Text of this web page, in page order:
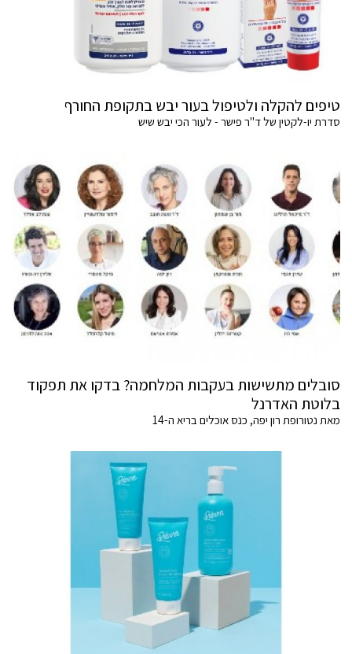
טיפים להקלה ולטיפול בעור יבש בתקופת החורף
סדרת יו-לקטין של ד"ר פישר - לעור הכי יבש שיש
סובלים מתשישות בעקבות המלחמה? בדקו את תפקוד
בלוטת האדרנל
מאת נטורופת רון יפה, כנס אוכלים בריא ה-14